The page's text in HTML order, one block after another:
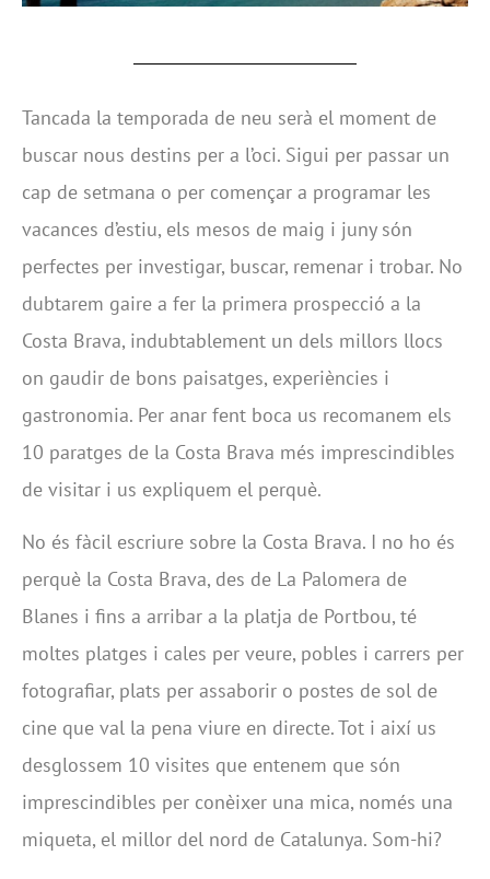
Tancada la temporada de neu serà el moment de
buscar nous destins per a l’oci. Sigui per passar un
cap de setmana o per començar a programar les
vacances d’estiu, els mesos de maig i juny són
perfectes per investigar, buscar, remenar i trobar. No
dubtarem gaire a fer la primera prospecció a la
Costa Brava, indubtablement un dels millors llocs
on gaudir de bons paisatges, experiències i
gastronomia. Per anar fent boca us recomanem els
10 paratges de la Costa Brava més imprescindibles
de visitar i us expliquem el perquè.
No és fàcil escriure sobre la Costa Brava. I no ho és
perquè la Costa Brava, des de La Palomera de
Blanes i fins a arribar a la platja de Portbou, té
moltes platges i cales per veure, pobles i carrers per
fotografiar, plats per assaborir o postes de sol de
cine que val la pena viure en directe. Tot i així us
desglossem 10 visites que entenem que són
imprescindibles per conèixer una mica, només una
miqueta, el millor del nord de Catalunya. Som-hi?